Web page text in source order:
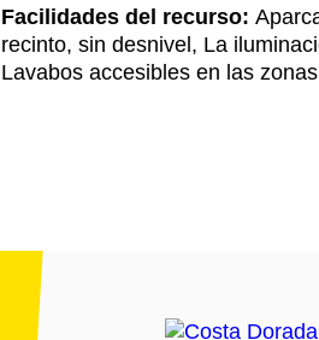
Facilidades del recurso:
recinto, sin desnivel, La
Lavabos accesibles en las